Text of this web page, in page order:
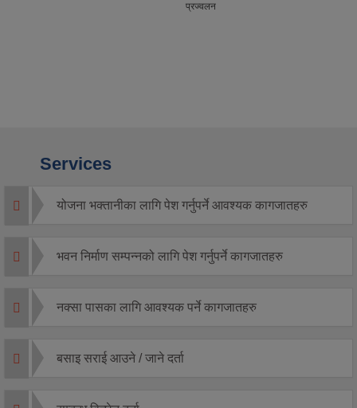
प्रज्वलन
Services
योजना भक्तानीका लागि पेश गर्नुपर्ने आवश्यक कागजातहरु
भवन निर्माण सम्पन्नको लागि पेश गर्नुपर्ने कागजातहरु
नक्सा पासका लागि आवश्यक पर्ने कागजातहरु
बसाइ सराई आउने / जाने दर्ता